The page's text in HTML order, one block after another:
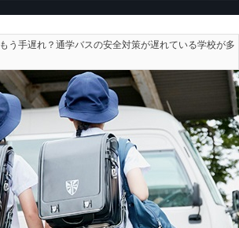
もう手遅れ？通学バスの安全対策が遅れている学校が多